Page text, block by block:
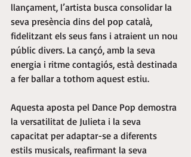
llançament, l’artista busca consolidar la
seva presència dins del pop català,
fidelitzant els seus fans i atraient un nou
públic divers. La cançó, amb la seva
energia i ritme contagiós, està destinada
a fer ballar a tothom aquest estiu.
Aquesta aposta pel Dance Pop demostra
la versatilitat de Julieta i la seva
capacitat per adaptar-se a diferents
estils musicals, reafirmant la seva